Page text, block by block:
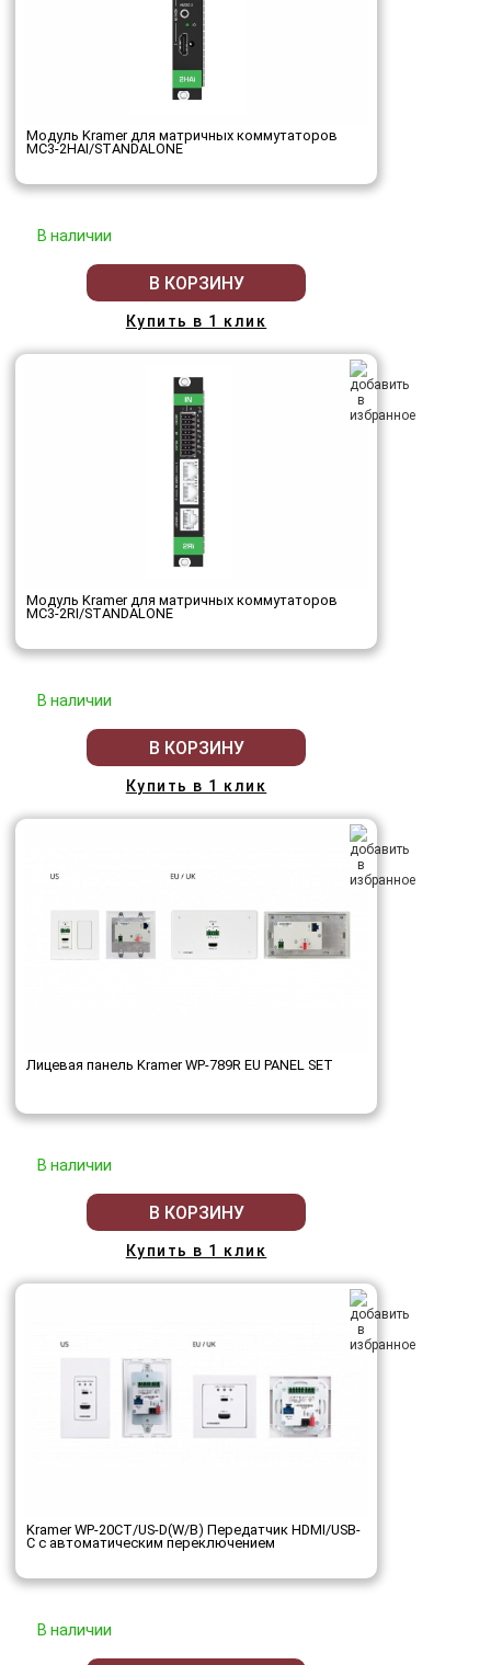
Модуль Kramer для матричных коммутаторов
MC3-2HAI/STANDALONE
В наличии
В КОРЗИНУ
Купить в 1 клик
Модуль Kramer для матричных коммутаторов
MC3-2RI/STANDALONE
В наличии
В КОРЗИНУ
Купить в 1 клик
Лицевая панель Kramer WP-789R EU PANEL SET
В наличии
В КОРЗИНУ
Купить в 1 клик
Kramer WP-20CT/US-D(W/B) Передатчик HDMI/USB-
C с автоматическим переключением
В наличии